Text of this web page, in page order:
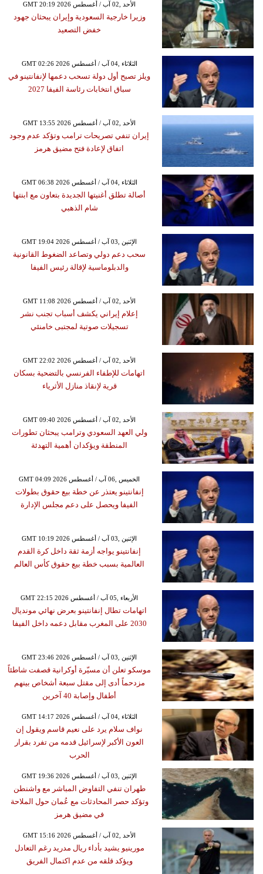
GMT 20:19 2026 الأحد ,02 آب / أغسطس
وزيرا خارجية السعودية وإيران يبحثان جهود
خفض التصعيد
GMT 02:26 2026 الثلاثاء ,04 آب / أغسطس
ويلز تصبح أول دولة تسحب دعمها لإنفانتينو في
سباق انتخابات رئاسة الفيفا 2027
GMT 13:55 2026 الأحد ,02 آب / أغسطس
إيران تنفي تصريحات ترامب وتؤكد عدم وجود
اتفاق لإعادة فتح مضيق هرمز
GMT 06:38 2026 الثلاثاء ,04 آب / أغسطس
أصالة تطلق أغنيتها الجديدة بتعاون مع ابنتها
شام الذهبي
GMT 19:04 2026 الإثنين ,03 آب / أغسطس
سحب دعم دولي وتصاعد الضغوط القانونية
والدبلوماسية لإقالة رئيس الفيفا
GMT 11:08 2026 الأحد ,02 آب / أغسطس
إعلام إيراني يكشف أسباب تجنب نشر
تسجيلات صوتية لمجتبى خامنئي
GMT 22:02 2026 الأحد ,02 آب / أغسطس
اتهامات للإطفاء الفرنسي بالتضحية بسكان
قرية لإنقاذ منازل الأثرياء
GMT 09:40 2026 الأحد ,02 آب / أغسطس
ولي العهد السعودي وترامب يبحثان تطورات
المنطقة ويؤكدان أهمية التهدئة
GMT 04:09 2026 الخميس ,06 آب / أغسطس
إنفانتينو يعتذر عن خطة بيع حقوق بطولات
الفيفا ويحصل على دعم مجلس الإدارة
GMT 10:19 2026 الإثنين ,03 آب / أغسطس
إنفانتينو يواجه أزمة ثقة داخل كرة القدم
العالمية بسبب خطة بيع حقوق كأس العالم
GMT 22:15 2026 الأربعاء ,05 آب / أغسطس
اتهامات تطال إنفانتينو بعرض نهائي مونديال
2030 على المغرب مقابل دعمه داخل الفيفا
GMT 23:46 2026 الإثنين ,03 آب / أغسطس
موسكو تعلن أن مسيّرة أوكرانية قصفت شاطئاً
مزدحماً أدى إلى مقتل سبعة أشخاص بينهم
أطفال وإصابة 40 آخرين
GMT 14:17 2026 الثلاثاء ,04 آب / أغسطس
نواف سلام يرد على نعيم قاسم ويقول إن
العون الأكبر لإسرائيل قدمه من تفرد بقرار
الحرب
GMT 19:36 2026 الإثنين ,03 آب / أغسطس
طهران تنفي التفاوض المباشر مع واشنطن
وتؤكد حصر المحادثات مع عُمان حول الملاحة
في مضيق هرمز
GMT 15:16 2026 الأحد ,02 آب / أغسطس
مورينيو يشيد بأداء ريال مدريد رغم التعادل
ويؤكد قلقه من عدم اكتمال الفريق